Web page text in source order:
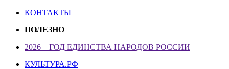
КОНТАКТЫ
ПОЛЕЗНО
2026 – ГОД ЕДИНСТВА НАРОДОВ РОССИИ
КУЛЬТУРА.РФ